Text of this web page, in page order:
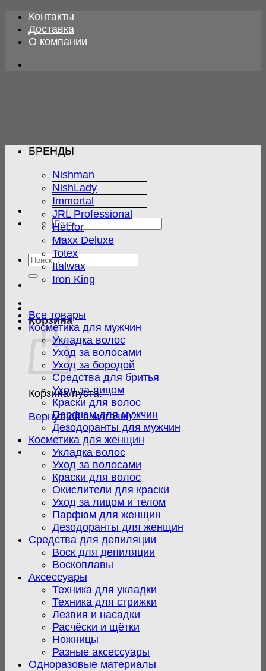
Skip
content
Контакты
Доставка
О компании
Искать:
Искать:
Корзина
Корзина пуста.
Вернуться в магазин
БРЕНДЫ
Nishman
NishLady
Immortal
JRL Professional
Hector
Maxx Deluxe
Totex
Italwax
Iron King
Все товары
Косметика для мужчин
Укладка волос
Уход за волосами
Уход за бородой
Средства для бритья
Уход за лицом
Краски для волос
Парфюм для мужчин
Дезодоранты для мужчин
Косметика для женщин
Укладка волос
Уход за волосами
Краски для волос
Окислители для краски
Уход за лицом и телом
Парфюм для женщин
Дезодоранты для женщин
Средства для депиляции
Воск для депиляции
Воскоплавы
Аксессуары
Техника для укладки
Техника для стрижки
Лезвия и насадки
Расчёски и щётки
Ножницы
Разные аксессуары
Одноразовые материалы